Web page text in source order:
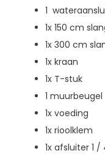
1 
1x 150 cm
1x 300 cm
1x kraan
1x T-stuk
1 muurbeugel
1x voeding
1x rioolklem
1x afsluiter 1